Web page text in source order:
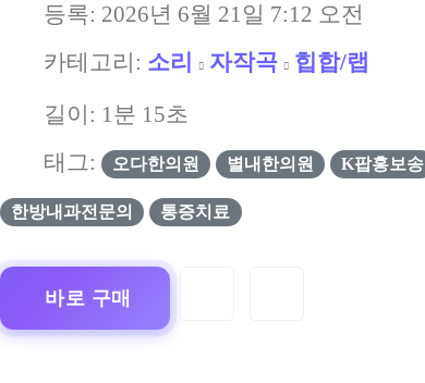
등록: 2026년 6월 21일 7:12 오전
카테고리: 소리 자작곡 힙합/랩
길이: 1분 15초
태그:
오다한의원 별내한의원 K팝홍보송
한방내과전문의 통증치료
바로 구매